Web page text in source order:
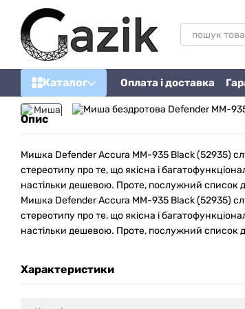
Перейти до основного контенту
Каталог Оплата і доставка
Опис
Мишка Defender Accura MM-935 Black (52935)
стереотипу про те, що якісна і
настільки дешевою. Проте, послужний список
Мишка Defender Accura MM-935 Black (52935)
стереотипу про те, що якісна і
настільки дешевою. Проте, послужний список
Характеристики